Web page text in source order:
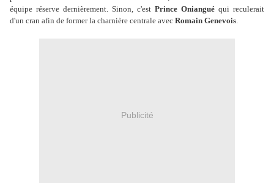
équipe réserve dernièrement. Sinon, c'est Prince Oniangué qui reculerait
d'un cran afin de former la charnière centrale avec Romain Genevois.
Publicité